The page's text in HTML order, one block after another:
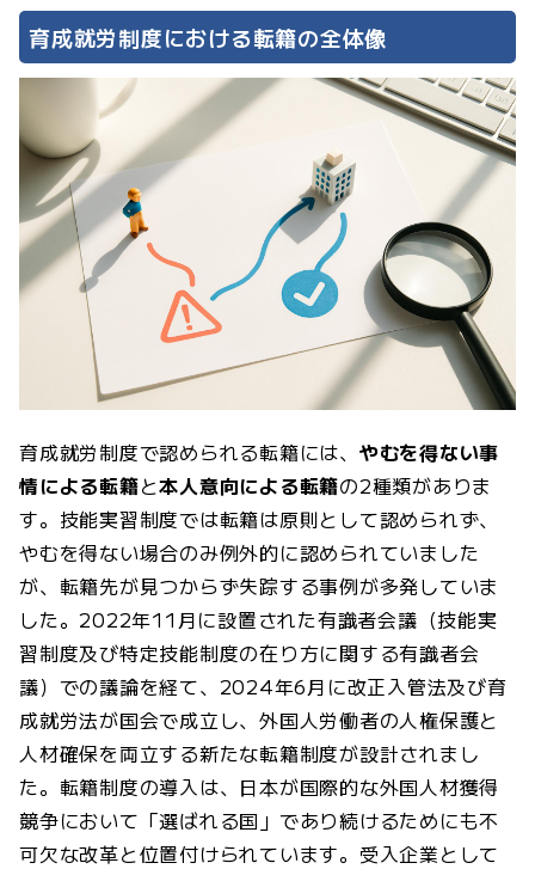
育成就労制度における転籍の全体像
育成就労制度で認められる転籍には、 やむを得ない事
情による転籍と本人意向による転籍の2種類がありま
す。技能実習制度では転籍は原則として認められず、
やむを得ない場合のみ例外的に認められていました
が、転籍先が見つからず失踪する事例が多発していま
した。2022年11月に設置された有識者会議（技能実
習制度及び特定技能制度の在り方に関する有識者会
議）での議論を経て、2024年6月に改正入管法及び育
成就労法が国会で成立し、外国人労働者の人権保護と
人材確保を両立する新たな転籍制度が設計されまし
た。転籍制度の導入は、日本が国際的な外国人材獲得
競争において「選ばれる国」であり続けるためにも不
可欠な改革と位置付けられています。受入企業として